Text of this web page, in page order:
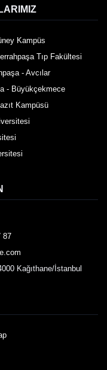
Kampüs
Tıp Fakültesi
- Avcılar
- Büyükçekmece
Kampüsü
87
Kağıthane/İstanbul